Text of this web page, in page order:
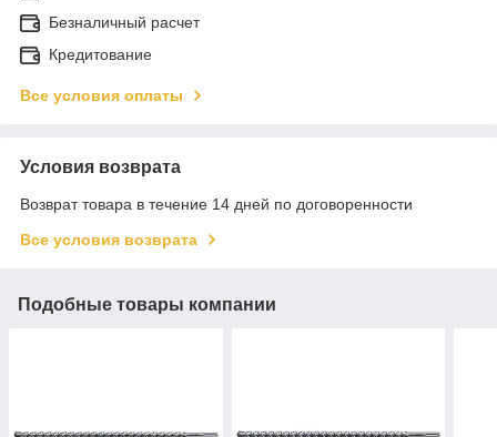
Безналичный расчет
Кредитование
Все условия оплаты
Условия возврата
Возврат товара в течение 14 дней по договоренности
Все условия возврата
Подобные товары компании